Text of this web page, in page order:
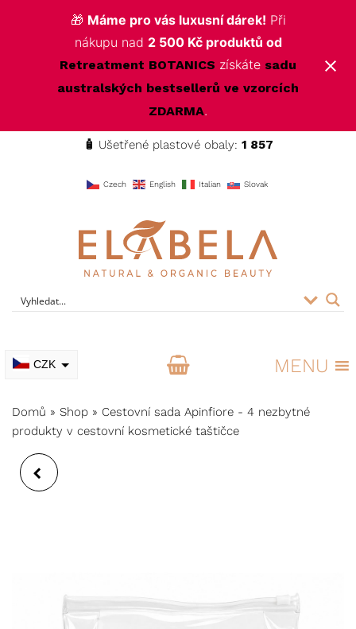
🎁 Máme pro vás luxusní dárek! Při
nákupu nad 2 500 Kč produktů od
Retreatment BOTANICS získáte sadu
australských bestsellerů ve vzorcích
ZDARMA.
🧴 Ušetřené plastové obaly: 1 857
Czech English Italian Slovak
ELABELA Beauty Kvalitní kosmetika pro vás
CZK MENU
Domů » Shop » Cestovní sada Apinfiore - 4 nezbytné
produkty v cestovní kosmetické taštičce